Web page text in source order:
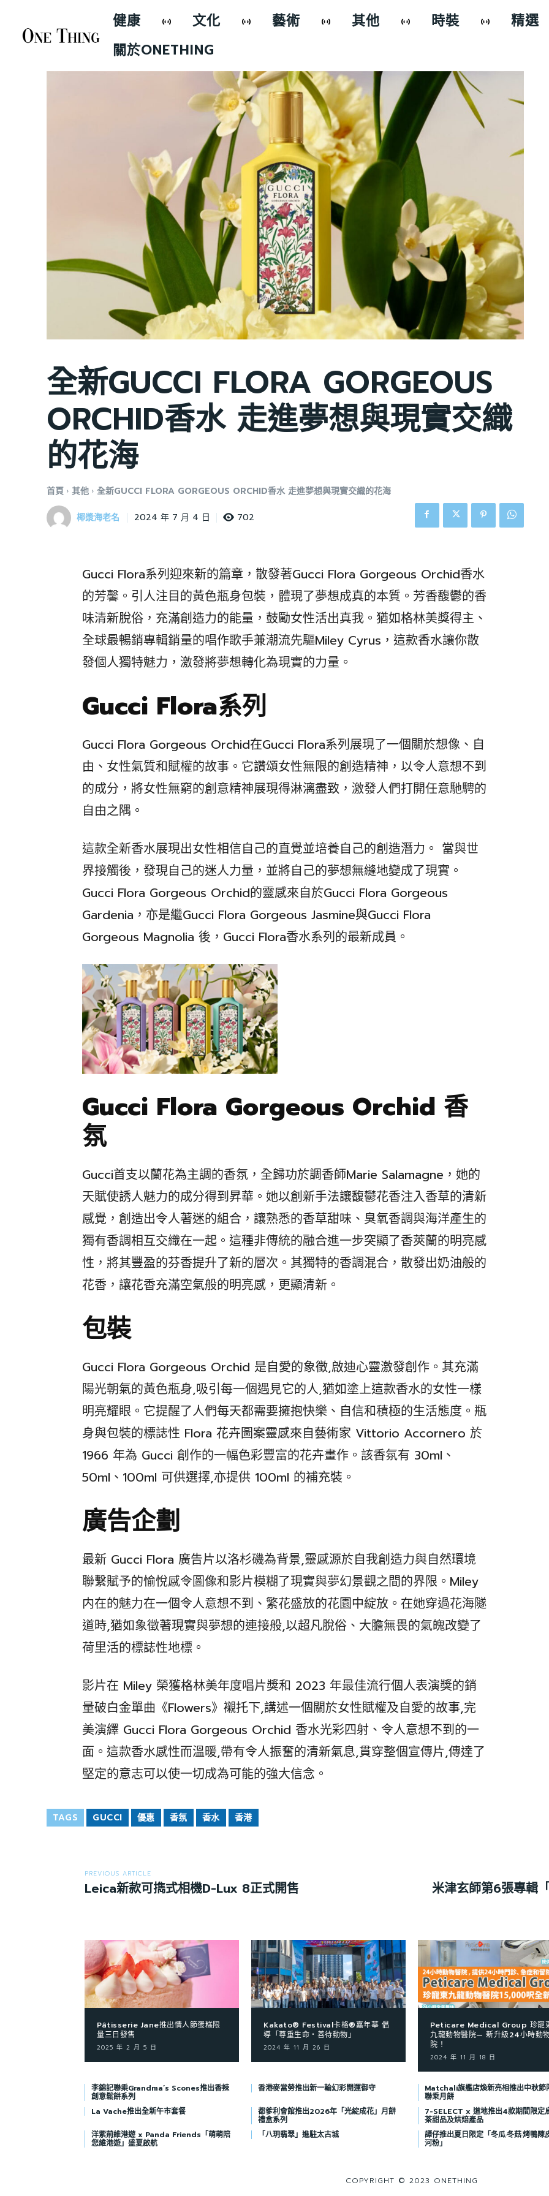
健康 文化 藝術 其他 時裝
精選
關於ONETHING
全新GUCCI FLORA GORGEOUS
ORCHID香水 走進夢想與現實交織
的花海
首頁 其他 全新GUCCI FLORA GORGEOUS ORCHID香水 走進夢想與現實交織的花海
椰漿海老名 2024 年 7 月 4 日 702
Gucci Flora系列迎來新的篇章，散發著Gucci Flora Gorgeous Orchid香水
的芳馨。引人注目的黃色瓶身包裝，體現了夢想成真的本質。芳香馥鬱的香
味清新脫俗，充滿創造力的能量，鼓勵女性活出真我。猶如格林美獎得主、
全球最暢銷專輯銷量的唱作歌手兼潮流先驅Miley Cyrus，這款香水讓你散
發個人獨特魅力，激發將夢想轉化為現實的力量。
Gucci Flora系列
Gucci Flora Gorgeous Orchid在Gucci Flora系列展現了一個關於想像、自
由、女性氣質和賦權的故事。它讚頌女性無限的創造精神，以令人意想不到
的成分，將女性無窮的創意精神展現得淋漓盡致，激發人們打開任意馳騁的
自由之隅。
這款全新香水展現出女性相信自己的直覺並培養自己的創造潛力。 當與世
界接觸後，發現自己的迷人力量，並將自己的夢想無縫地變成了現實。
Gucci Flora Gorgeous Orchid的靈感來自於Gucci Flora Gorgeous
Gardenia，亦是繼Gucci Flora Gorgeous Jasmine與Gucci Flora
Gorgeous Magnolia 後，Gucci Flora香水系列的最新成員。
Gucci Flora Gorgeous Orchid 香
氛
Gucci首支以蘭花為主調的香氛，全歸功於調香師Marie Salamagne，她的
天賦使誘人魅力的成分得到昇華。她以創新手法讓馥鬱花香注入香草的清新
感覺，創造出令人著迷的組合，讓熟悉的香草甜味、臭氧香調與海洋產生的
獨有香調相互交織在一起。這種非傳統的融合進一步突顯了香莢蘭的明亮感
性，將其豐盈的芬香提升了新的層次。其獨特的香調混合，散發出奶油般的
花香，讓花香充滿空氣般的明亮感，更顯清新。
包裝
Gucci Flora Gorgeous Orchid 是自愛的象徵,啟迪心靈激發創作。其充滿
陽光朝氣的黃色瓶身,吸引每一個遇見它的人,猶如塗上這款香水的女性一樣
明亮耀眼。它提醒了人們每天都需要擁抱快樂、自信和積極的生活態度。瓶
身與包裝的標誌性 Flora 花卉圖案靈感來自藝術家 Vittorio Accornero 於
1966 年為 Gucci 創作的一幅色彩豐富的花卉畫作。該香氛有 30ml、
50ml、100ml 可供選擇,亦提供 100ml 的補充裝。
廣告企劃
最新 Gucci Flora 廣告片以洛杉磯為背景,靈感源於自我創造力與自然環境
聯繫賦予的愉悅感令圖像和影片模糊了現實與夢幻景觀之間的界限。Miley
内在的魅力在一個令人意想不到、繁花盛放的花園中綻放。在她穿過花海隧
道時,猶如象徵著現實與夢想的連接般,以超凡脫俗、大膽無畏的氣魄改變了
荷里活的標誌性地標。
影片在 Miley 榮獲格林美年度唱片獎和 2023 年最佳流行個人表演獎的銷
量破白金單曲《Flowers》襯托下,講述一個關於女性賦權及自愛的故事,完
美演繹 Gucci Flora Gorgeous Orchid 香水光彩四射、令人意想不到的一
面。這款香水感性而溫暖,帶有令人振奮的清新氣息,貫穿整個宣傳片,傳達了
堅定的意志可以使一切成為可能的強大信念。
TAGS GUCCI 優惠 香氛 香水 香港
PREVIOUS ARTICLE
Leica新款可擕式相機D-Lux 8正式開售
米津玄師第6張專輯
Pâtisserie Jane推出情人節蛋糕限
量三日發售
2025 年 2 月 5 日
Kakato® Festival卡格®嘉年華 倡
導「尊重生命‧善待動物」
2024 年 11 月 26 日
Peticare Medical Group 珍寵
九龍動物醫院— 新升級24小時動
院！
2024 年 11 月 18 日
李錦記聯乘Grandma’s Scones推出香辣
創意鬆餅系列
香港麥當勞推出新一輪幻彩開運御守 Matchali旗艦店煥新亮相推出中秋節
聯乘月餅
La Vache推出全新午市套餐
都爹利會館推出2026年「光綻成花」月餅
禮盒系列
7-SELECT x 道地推出4款期間限定
茶甜品及烘焙產品
洋紫荊維港遊 x Panda Friends「萌萌陪
您維港遊」盛夏啟航
「八玥翡翠」進駐太古城 譚仔推出夏日限定「冬瓜·冬菇·烤鴨陳
河粉」
COPYRIGHT © 2023 ONETHING